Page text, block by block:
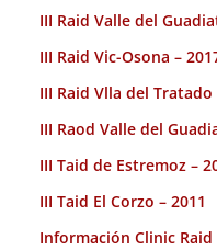
III Raid Valle del
III Raid Vic-Osona –
III Raid Vlla del
III Raod Valle del
III Taid de Estremoz –
III Taid El Corzo – 2011
Información Clinic Raid